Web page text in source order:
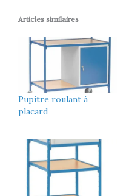
Articles similaires
Pupitre roulant à
placard